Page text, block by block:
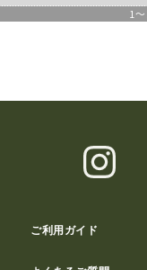
1 ～
ご利用ガイド